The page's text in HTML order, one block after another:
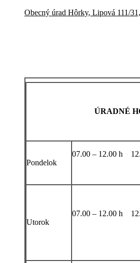
Obecný úrad Hôrky, Lipová 111/
ÚRADNÉ
Pondelok
07.00 – 12.00 h
Utorok
07.00 – 12.00 h